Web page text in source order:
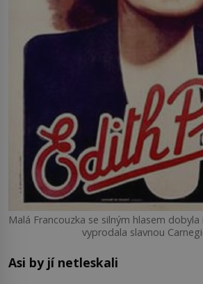
Malá Francouzka se silným hlasem
vyprodala slavnou
Asi by jí netleskali